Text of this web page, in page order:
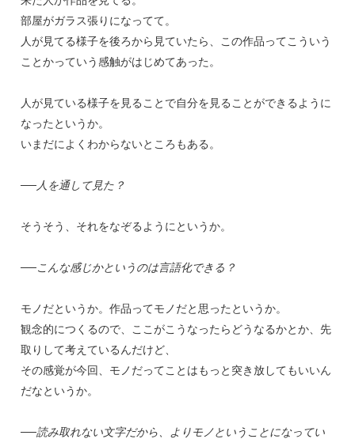
部屋がガラス張りになってて。
人が見てる様子を後ろから見ていたら、この作品ってこういう
ことかっていう感触がはじめてあった。
人が見ている様子を見ることで自分を見ることができるように
なったというか。
いまだによくわからないところもある。
──人を通して見た？
そうそう、それをなぞるようにというか。
──こんな感じかというのは言語化できる？
モノだというか。作品ってモノだと思ったというか。
観念的につくるので、ここがこうなったらどうなるかとか、先
取りして考えているんだけど、
その感覚が今回、モノだってことはもっと突き放してもいいん
だなというか。
──読み取れない文字だから、よりモノということになってい